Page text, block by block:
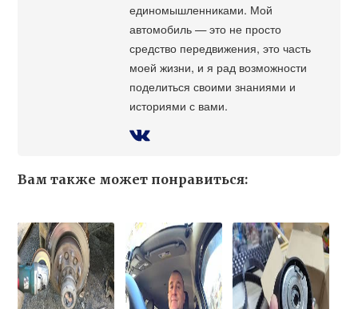
единомышленниками. Мой
автомобиль — это не просто
средство передвижения, это часть
моей жизни, и я рад возможности
поделиться своими знаниями и
историями с вами.
Вам также может понравиться: